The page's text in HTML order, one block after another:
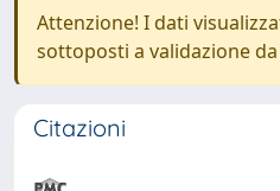
Attenzione! I dati
sottoposti a validazione
Citazioni